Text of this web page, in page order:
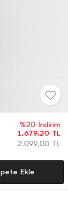
%20 İndirim
1.679,20 TL
2.099,00TL
Ekle